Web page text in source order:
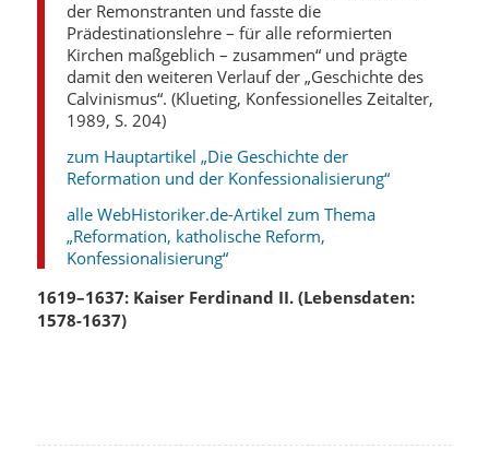
der Remonstranten und fasste die
Prädestinationslehre – für alle reformierten
Kirchen maßgeblich – zusammen“ und prägte
damit den weiteren Verlauf der „Geschichte des
Calvinismus“. (Klueting, Konfessionelles Zeitalter,
1989, S. 204)
zum Hauptartikel „Die Geschichte der
Reformation und der Konfessionalisierung“
alle WebHistoriker.de-Artikel zum Thema
„Reformation, katholische Reform,
Konfessionalisierung“
1619–1637: Kaiser Ferdinand II. (Lebensdaten:
1578-1637)